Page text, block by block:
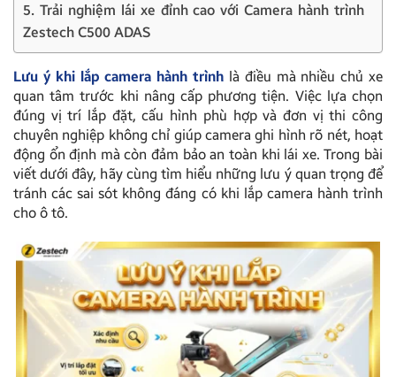
5. Trải nghiệm lái xe đỉnh cao với Camera hành trình
Zestech C500 ADAS
Lưu ý khi lắp camera hành trình là điều mà nhiều chủ xe
quan tâm trước khi nâng cấp phương tiện. Việc lựa chọn
đúng vị trí lắp đặt, cấu hình phù hợp và đơn vị thi công
chuyên nghiệp không chỉ giúp camera ghi hình rõ nét, hoạt
động ổn định mà còn đảm bảo an toàn khi lái xe. Trong bài
viết dưới đây, hãy cùng tìm hiểu những lưu ý quan trọng để
tránh các sai sót không đáng có khi lắp camera hành trình
cho ô tô.